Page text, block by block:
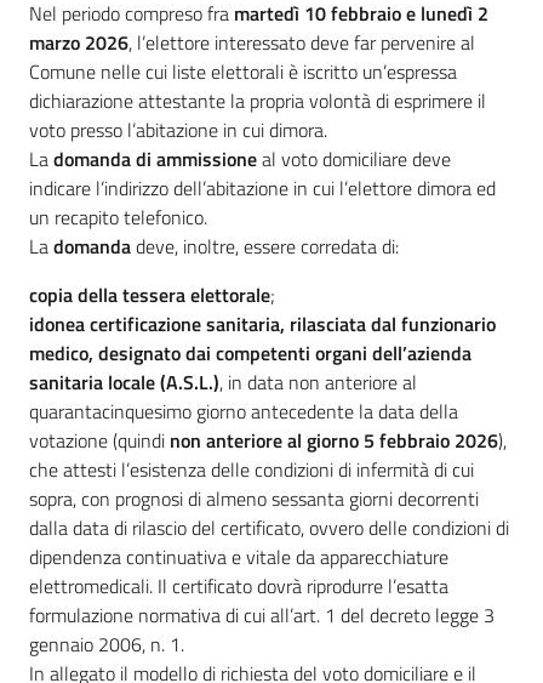
Nel periodo compreso fra martedì 10 febbraio e lunedì 2
marzo 2026, l’elettore interessato deve far pervenire al
Comune nelle cui liste elettorali è iscritto un’espressa
dichiarazione attestante la propria volontà di esprimere il
voto presso l’abitazione in cui dimora.
Ladomanda di ammissioneal voto domiciliare deve
indicare l’indirizzo dell’abitazione in cui l’elettore dimora ed
un recapito telefonico.
Ladomandadeve, inoltre, essere corredata di:
copia della tessera elettorale;
idonea certificazione sanitaria, rilasciata dal funzionario
medico, designato dai competenti organi dell’azienda
sanitaria locale (A.S.L.), in data non anteriore al
quarantacinquesimo giorno antecedente la data della
votazione (quindi non anteriore al giorno 5 febbraio 2026),
che attesti l’esistenza delle condizioni di infermità di cui
sopra, con prognosi di almeno sessanta giorni decorrenti
dalla data di rilascio del certificato, ovvero delle condizioni di
dipendenza continuativa e vitale da apparecchiature
elettromedicali. Il certificato dovrà riprodurre l’esatta
formulazione normativa di cui all’art. 1 del decreto legge 3
gennaio 2006, n. 1.
In allegato il modello di richiesta del voto domiciliare e il